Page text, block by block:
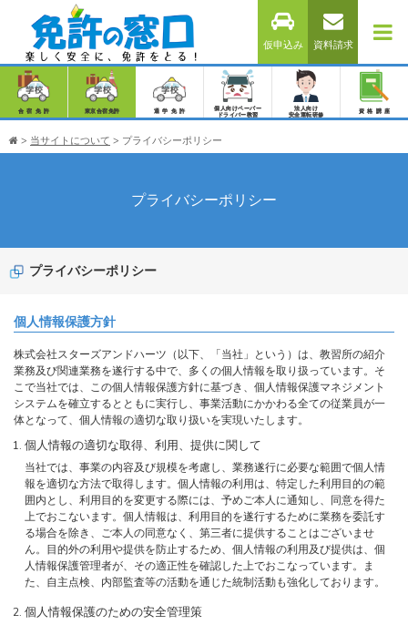
仮申込み 資料請求
合宿免許 東京合宿免許 通学免許
個人向けペーパー
ドライバー教習
法人向け
安全運転研修
資格講座
> 当サイトについて > プライバシーポリシー
プライバシーポリシー
プライバシーポリシー
個人情報保護方針
株式会社スターズアンドハーツ（以下、「当社」という）は、教習所の紹介
業務及び関連業務を遂行する中で、多くの個人情報を取り扱っています。そ
こで当社では、この個人情報保護方針に基づき、個人情報保護マネジメント
システムを確立するとともに実行し、事業活動にかかわる全ての従業員が一
体となって、個人情報の適切な取り扱いを実現いたします。
個人情報の適切な取得、利用、提供に関して
当社では、事業の内容及び規模を考慮し、業務遂行に必要な範囲で個人情
報を適切な方法で取得します。個人情報の利用は、特定した利用目的の範
囲内とし、利用目的を変更する際には、予めご本人に通知し、同意を得た
上でおこないます。個人情報は、利用目的を遂行するために業務を委託す
る場合を除き、ご本人の同意なく、第三者に提供することはございませ
ん。目的外の利用や提供を防止するため、個人情報の利用及び提供は、個
人情報保護管理者が、その適正性を確認した上でおこなっています。ま
た、自主点検、内部監査等の活動を通じた統制活動も強化しております。
個人情報保護のための安全管理策